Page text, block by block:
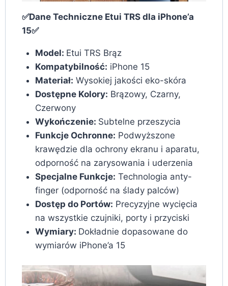
✅Dane Techniczne Etui TRS dla iPhone’a
15✅
Model: Etui TRS Brąz
Kompatybilność: iPhone 15
Materiał: Wysokiej jakości eko-skóra
Dostępne Kolory: Brązowy, Czarny,
Czerwony
Wykończenie: Subtelne przeszycia
Funkcje Ochronne: Podwyższone
krawędzie dla ochrony ekranu i aparatu,
odporność na zarysowania i uderzenia
Specjalne Funkcje: Technologia anty-
finger (odporność na ślady palców)
Dostęp do Portów: Precyzyjne wycięcia
na wszystkie czujniki, porty i przyciski
Wymiary: Dokładnie dopasowane do
wymiarów iPhone’a 15